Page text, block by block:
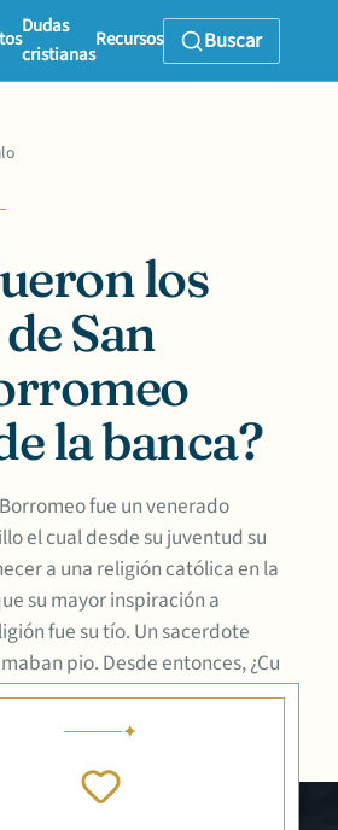
Dudas
cristianas
Recursos Buscar
los
San
la banca?
fue un venerado
el cual desde su juventud su
a una religión católica en la
su mayor inspiración a
fue su tío. Un sacerdote
pio. Desde entonces, ¿Cu